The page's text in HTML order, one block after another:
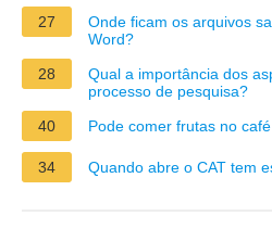
27
Onde ficam os arquivos
Word?
28
Qual a importância dos
processo de pesquisa?
40
Pode comer frutas no
34 Quando abre o CAT tem